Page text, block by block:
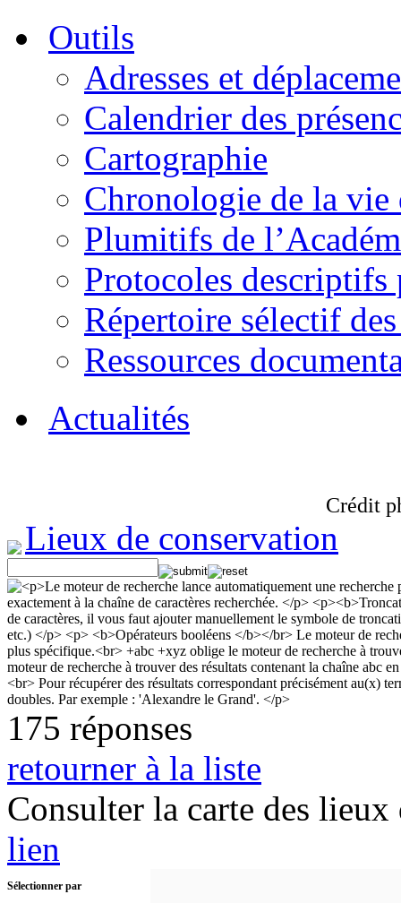
Outils
Adresses et
Calendrier des
Cartographie
Chronologie de la vie
Plumitifs de
Protocoles descriptifs
Répertoire sélectif
Ressources
Actualités
Crédit
Lieux de conservation
175 réponses
retourner à la liste
Consulter la carte des
lien
Sélectionner par